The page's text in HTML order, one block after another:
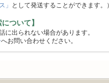
」 として発送することができます。）
ついて】
出られない場合があります。
へお問い合わせください。